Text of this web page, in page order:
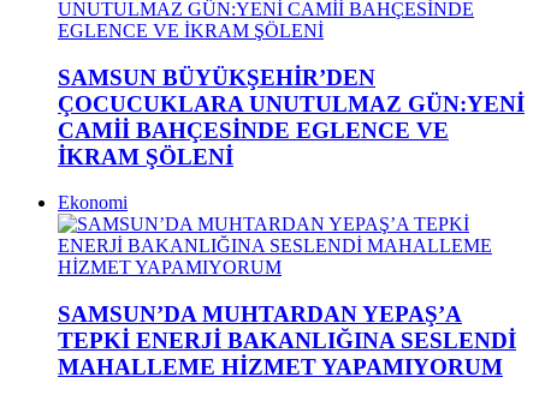
SAMSUN BÜYÜKŞEHİR’DEN
ÇOCUCUKLARA UNUTULMAZ GÜN:YENİ
CAMİİ BAHÇESİNDE EGLENCE VE
İKRAM ŞÖLENİ
Ekonomi
SAMSUN’DA MUHTARDAN YEPAŞ’A
TEPKİ ENERJİ BAKANLIĞINA SESLENDİ
MAHALLEME HİZMET YAPAMIYORUM